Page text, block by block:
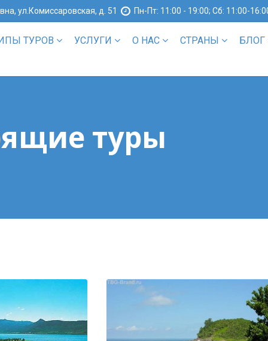
ул.Комиссаровская, д. 51 Пн-Пт: 11:00 - 19:00; Сб: 11:00-
ТУРОВ УСЛУГИ О НАС СТРАНЫ БЛОГ
туры